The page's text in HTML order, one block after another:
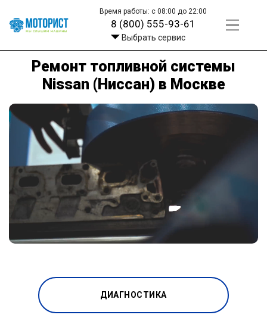
Время работы: с 08:00 до 22:00
8 (800) 555-93-61
Выбрать сервис
Ремонт топливной системы
Nissan (Ниссан) в Москве
ДИАГНОСТИКА